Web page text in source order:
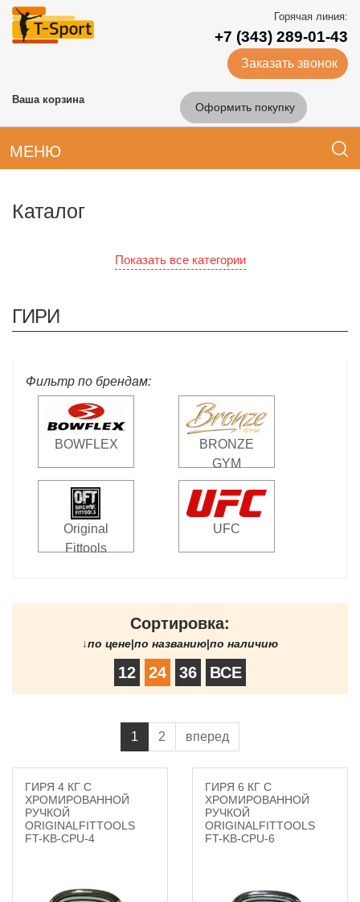
Горячая линия:
+7 (343) 289-01-43
Заказать звонок
Ваша корзина
Оформить покупку
МЕНЮ
Каталог
Показать все категории
ГИРИ
Фильтр по брендам:
BOWFLEX
BRONZE
GYM
Original
Fittools
UFC
Сортировка:
↓по цене|по названию|по наличию
12 24 36 ВСЕ
1 2 вперед
ГИРЯ 4 КГ С
ХРОМИРОВАННОЙ
РУЧКОЙ
ORIGINALFITTOOLS
FT-KB-CPU-4
ГИРЯ 6 КГ С
ХРОМИРОВАННОЙ
РУЧКОЙ
ORIGINALFITTOOLS
FT-KB-CPU-6